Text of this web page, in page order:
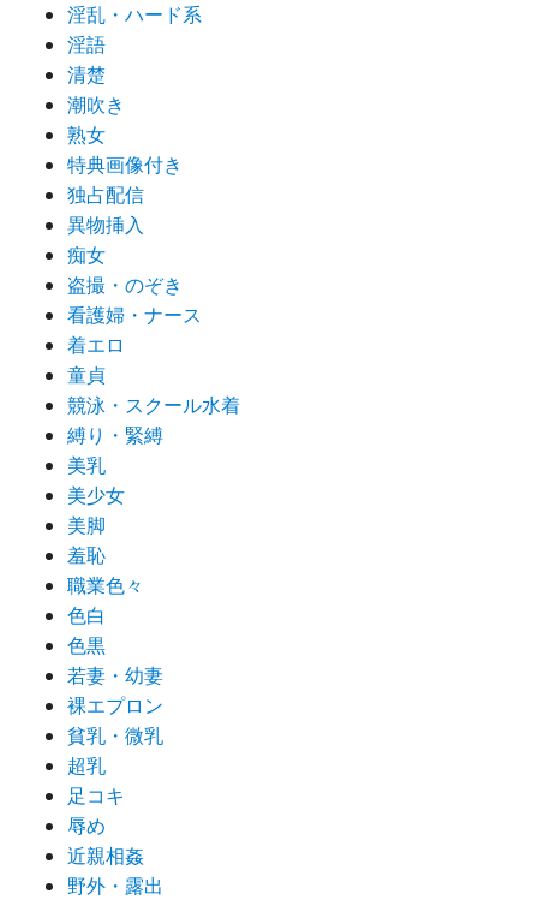
淫乱・ハード系
淫語
清楚
潮吹き
熟女
特典画像付き
独占配信
異物挿入
痴女
盗撮・のぞき
看護婦・ナース
着エロ
童貞
競泳・スクール水着
縛り・緊縛
美乳
美少女
美脚
羞恥
職業色々
色白
色黒
若妻・幼妻
裸エプロン
貧乳・微乳
超乳
足コキ
辱め
近親相姦
野外・露出